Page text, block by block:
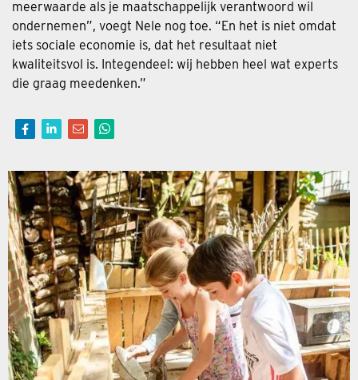
meerwaarde als je maatschappelijk verantwoord wil
ondernemen”, voegt Nele nog toe. “En het is niet omdat
iets sociale economie is, dat het resultaat niet
kwaliteitsvol is. Integendeel: wij hebben heel wat experts
die graag meedenken.”